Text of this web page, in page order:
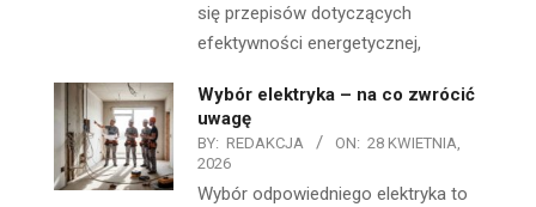
się przepisów dotyczących
efektywności energetycznej,
Wybór elektryka – na co zwrócić
uwagę
BY: REDAKCJA ON: 28 KWIETNIA,
2026
Wybór odpowiedniego elektryka to